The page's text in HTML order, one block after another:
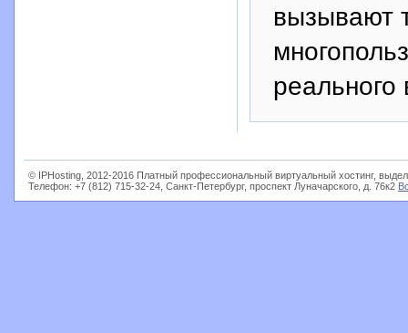
вызывают
© IPHosting, 2012-2016 Платный профессиональный виртуальный хостинг,
Телефон: +7 (812) 715-32-24, Санкт-Петербург, проспект Луначарского, д. 76к2